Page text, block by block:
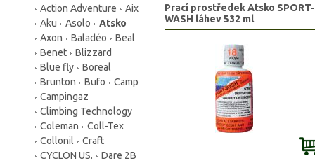
Action Adventure
Aix
Aku
Asolo
Atsko
Axon
Baladéo
Beal
Benet
Blizzard
Blue fly
Boreal
Brunton
Bufo
Camp
Campingaz
Climbing Technology
Coleman
Coll-Tex
Collonil
Craft
CYCLON US.
Dare 2B
Prací prostředek Atsko SPORT-
WASH láhev 532 ml